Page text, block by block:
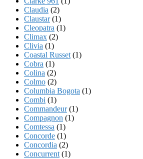
Claudia (2)
Claustar(1)
Cleopatra (1)
Climax (2)
Clivia (1)
Coastal Russet (1)
Cobra (1)
Colina (2)
Colmo (2)
Columbia Bogota (1)
Combi (1)
Commandeur(1)
Compagnon (1)
Comtessa (1)
Concorde (1)
Concordia (2)
Concurrent (1)